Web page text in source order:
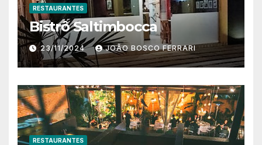
RESTAURANTES
Bistrô Saltimbocca
23/11/2024 JOÃO BOSCO FERRARI
RESTAURANTES